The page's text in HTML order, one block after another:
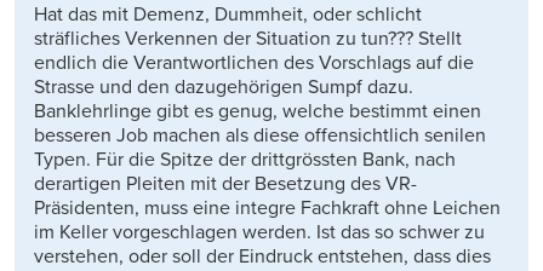
Hat das mit Demenz, Dummheit, oder schlicht
sträfliches Verkennen der Situation zu tun??? Stellt
endlich die Verantwortlichen des Vorschlags auf die
Strasse und den dazugehörigen Sumpf dazu.
Banklehrlinge gibt es genug, welche bestimmt einen
besseren Job machen als diese offensichtlich senilen
Typen. Für die Spitze der drittgrössten Bank, nach
derartigen Pleiten mit der Besetzung des VR-
Präsidenten, muss eine integre Fachkraft ohne Leichen
im Keller vorgeschlagen werden. Ist das so schwer zu
verstehen, oder soll der Eindruck entstehen, dass dies